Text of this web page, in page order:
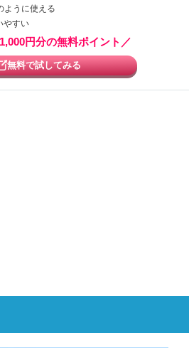
ように使える
やすい
円分の無料ポイント／
無料で試してみる